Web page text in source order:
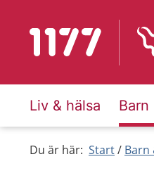
Till startsidan för 1177
Liv & hälsa Barn
Du är här: Start Barn